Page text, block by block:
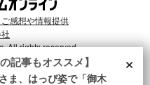
感想や情報提供
All rights reserved.
合致したコンテンツや広告配信を提供する
プライバシーポリシー をご確認ください。×
の記事もオススメ】
ま、はっぴ姿で「御木